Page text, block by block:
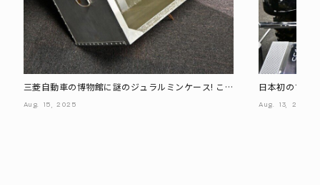
三菱自動車の博物館に謎のジュラルミンケース! これ
も戦争の遺物?
Aug. 15, 2025
日本初のフル
というクルマ?
Aug. 13, 2025